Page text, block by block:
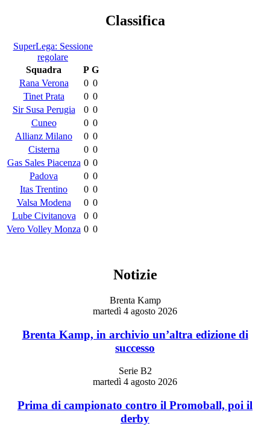
Classifica
SuperLega: Sessione
regolare
Squadra
P G
Rana Verona
0 0
Tinet Prata
0 0
Sir Susa Perugia
0 0
Cuneo
0 0
Allianz Milano
0 0
Cisterna
0 0
Gas Sales Piacenza 0 0
Padova
0 0
Itas Trentino
0 0
Valsa Modena
0 0
Lube Civitanova
0 0
Vero Volley Monza 0 0
Notizie
Brenta Kamp
martedì 4 agosto 2026
Brenta Kamp, in archivio un’altra edizione di
successo
Serie B2
martedì 4 agosto 2026
Prima di campionato contro il Promoball, poi il
derby